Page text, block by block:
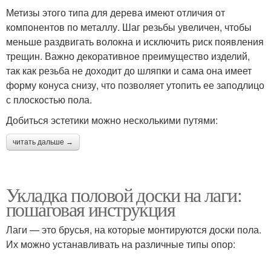
Метизы этого типа для дерева имеют отличия от
компонентов по металлу. Шаг резьбы увеличен, чтобы
меньше раздвигать волокна и исключить риск появления
трещин. Важно декоративное преимущество изделий,
так как резьба не доходит до шляпки и сама она имеет
форму конуса снизу, что позволяет утопить ее заподлицо
с плоскостью пола.
Добиться эстетики можно несколькими путями:
читать дальше →
Укладка половой доски на лаги:
пошаговая инструкция
Лаги — это брусья, на которые монтируются доски пола.
Их можно устанавливать на различные типы опор: